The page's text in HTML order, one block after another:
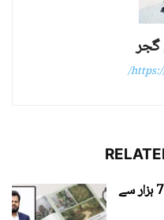
گجر
پاکستانی سائنسدانوں کی ایک لاکھ 73 ہزار سے